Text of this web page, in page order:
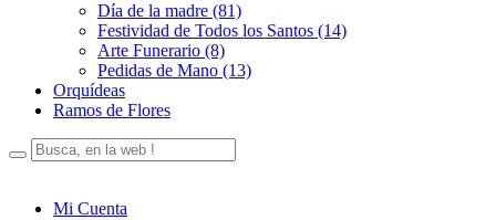
Día de la madre (81)
Festividad de Todos los Santos (14)
Arte Funerario (8)
Pedidas de Mano (13)
Orquídeas
Ramos de Flores
Mi Cuenta